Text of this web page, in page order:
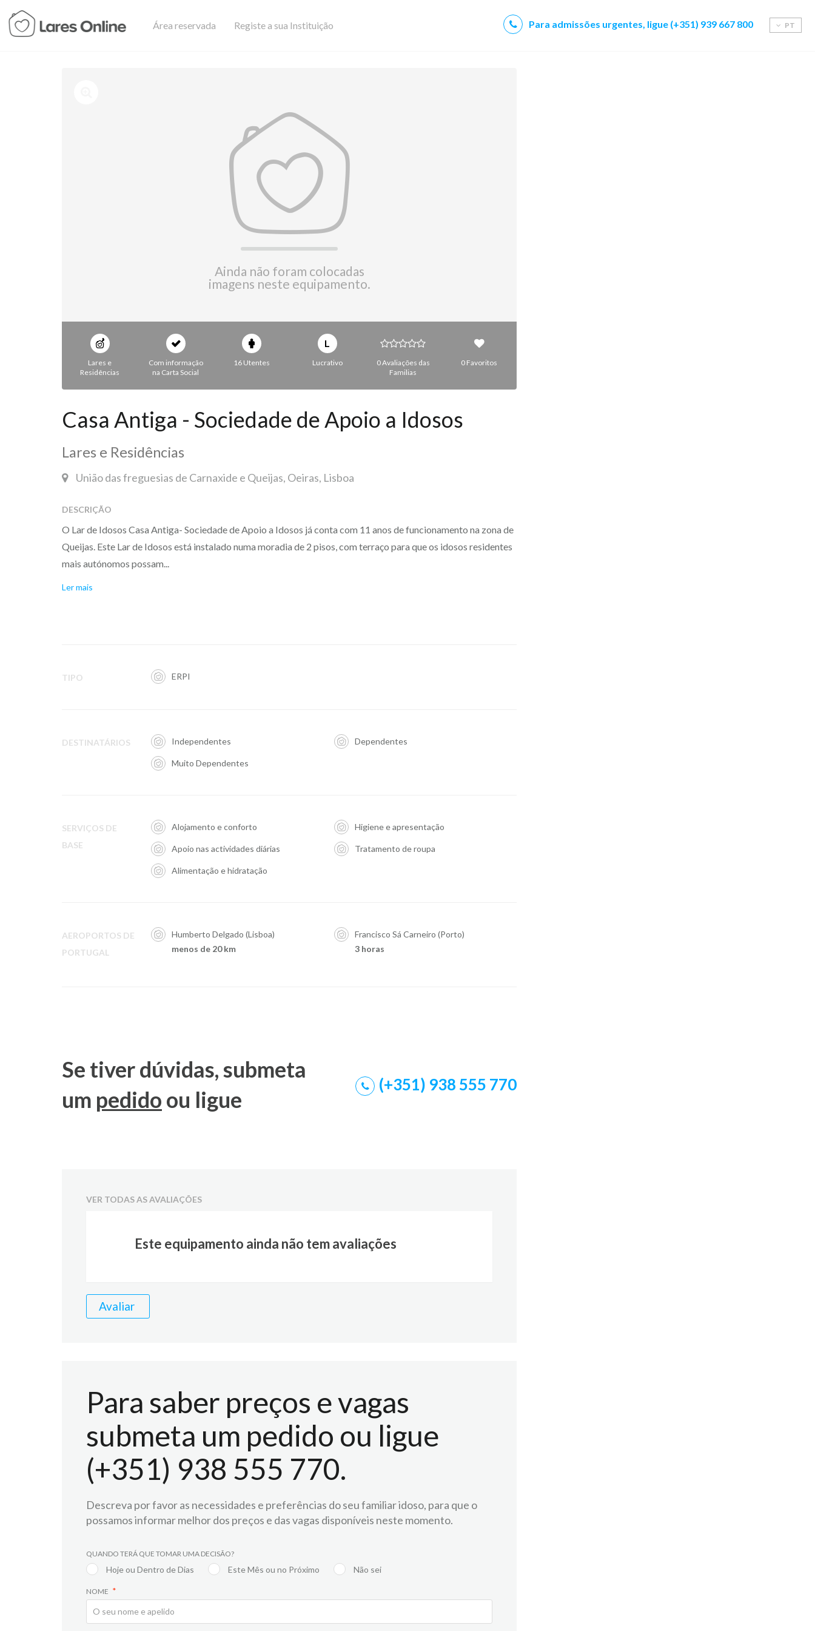
Área reservada Registe a sua Instituição PT
Para admissões urgentes, ligue (+351) 939 667 800
Ainda não foram colocadas
imagens neste equipamento.
Lares e
Residências
Com informação
na Carta Social
16 Utentes
L
Lucrativo
0 Avaliações das
Familias
0 Favoritos
Casa Antiga - Sociedade de Apoio a Idosos
Lares e Residências
União das freguesias de Carnaxide e Queijas, Oeiras, Lisboa
DESCRIÇÃO
O Lar de Idosos Casa Antiga- Sociedade de Apoio a Idosos já conta com 11 anos de funcionamento na zona de
Queijas. Este Lar de Idosos está instalado numa moradia de 2 pisos, com terraço para que os idosos residentes
mais autónomos possam...
Ler mais
TIPO ERPI
DESTINATÁRIOS Independentes Dependentes
Muito Dependentes
SERVIÇOS DE
BASE
Alojamento e conforto Higiene e apresentação
Apoio nas actividades diárias Tratamento de roupa
Alimentação e hidratação
AEROPORTOS DE
PORTUGAL
Humberto Delgado (Lisboa)
menos de 20 km
Francisco Sá Carneiro (Porto)
3 horas
Se tiver dúvidas, submeta
um pedido ou ligue
(+351) 938 555 770
VER TODAS AS AVALIAÇÕES
Este equipamento ainda não tem avaliações
Avaliar
Para saber preços e vagas
submeta um pedido ou ligue
(+351) 938 555 770.
Descreva por favor as necessidades e preferências do seu familiar idoso, para que o
possamos informar melhor dos preços e das vagas disponíveis neste momento.
QUANDO TERÁ QUE TOMAR UMA DECISÃO?
Hoje ou Dentro de Dias Este Mês ou no Próximo Não sei
NOME